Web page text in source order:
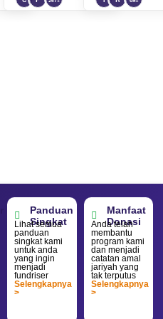
dengan
Manfaat
Donasi
Anda telah
membantu
program kami
dan menjadi
catatan amal
jariyah yang
tak terputus
Selengkapnya
>
Panduan
Singkat
Lihat semua
panduan
singkat kami
untuk anda
yang ingin
menjadi
fundriser
Selengkapnya
>